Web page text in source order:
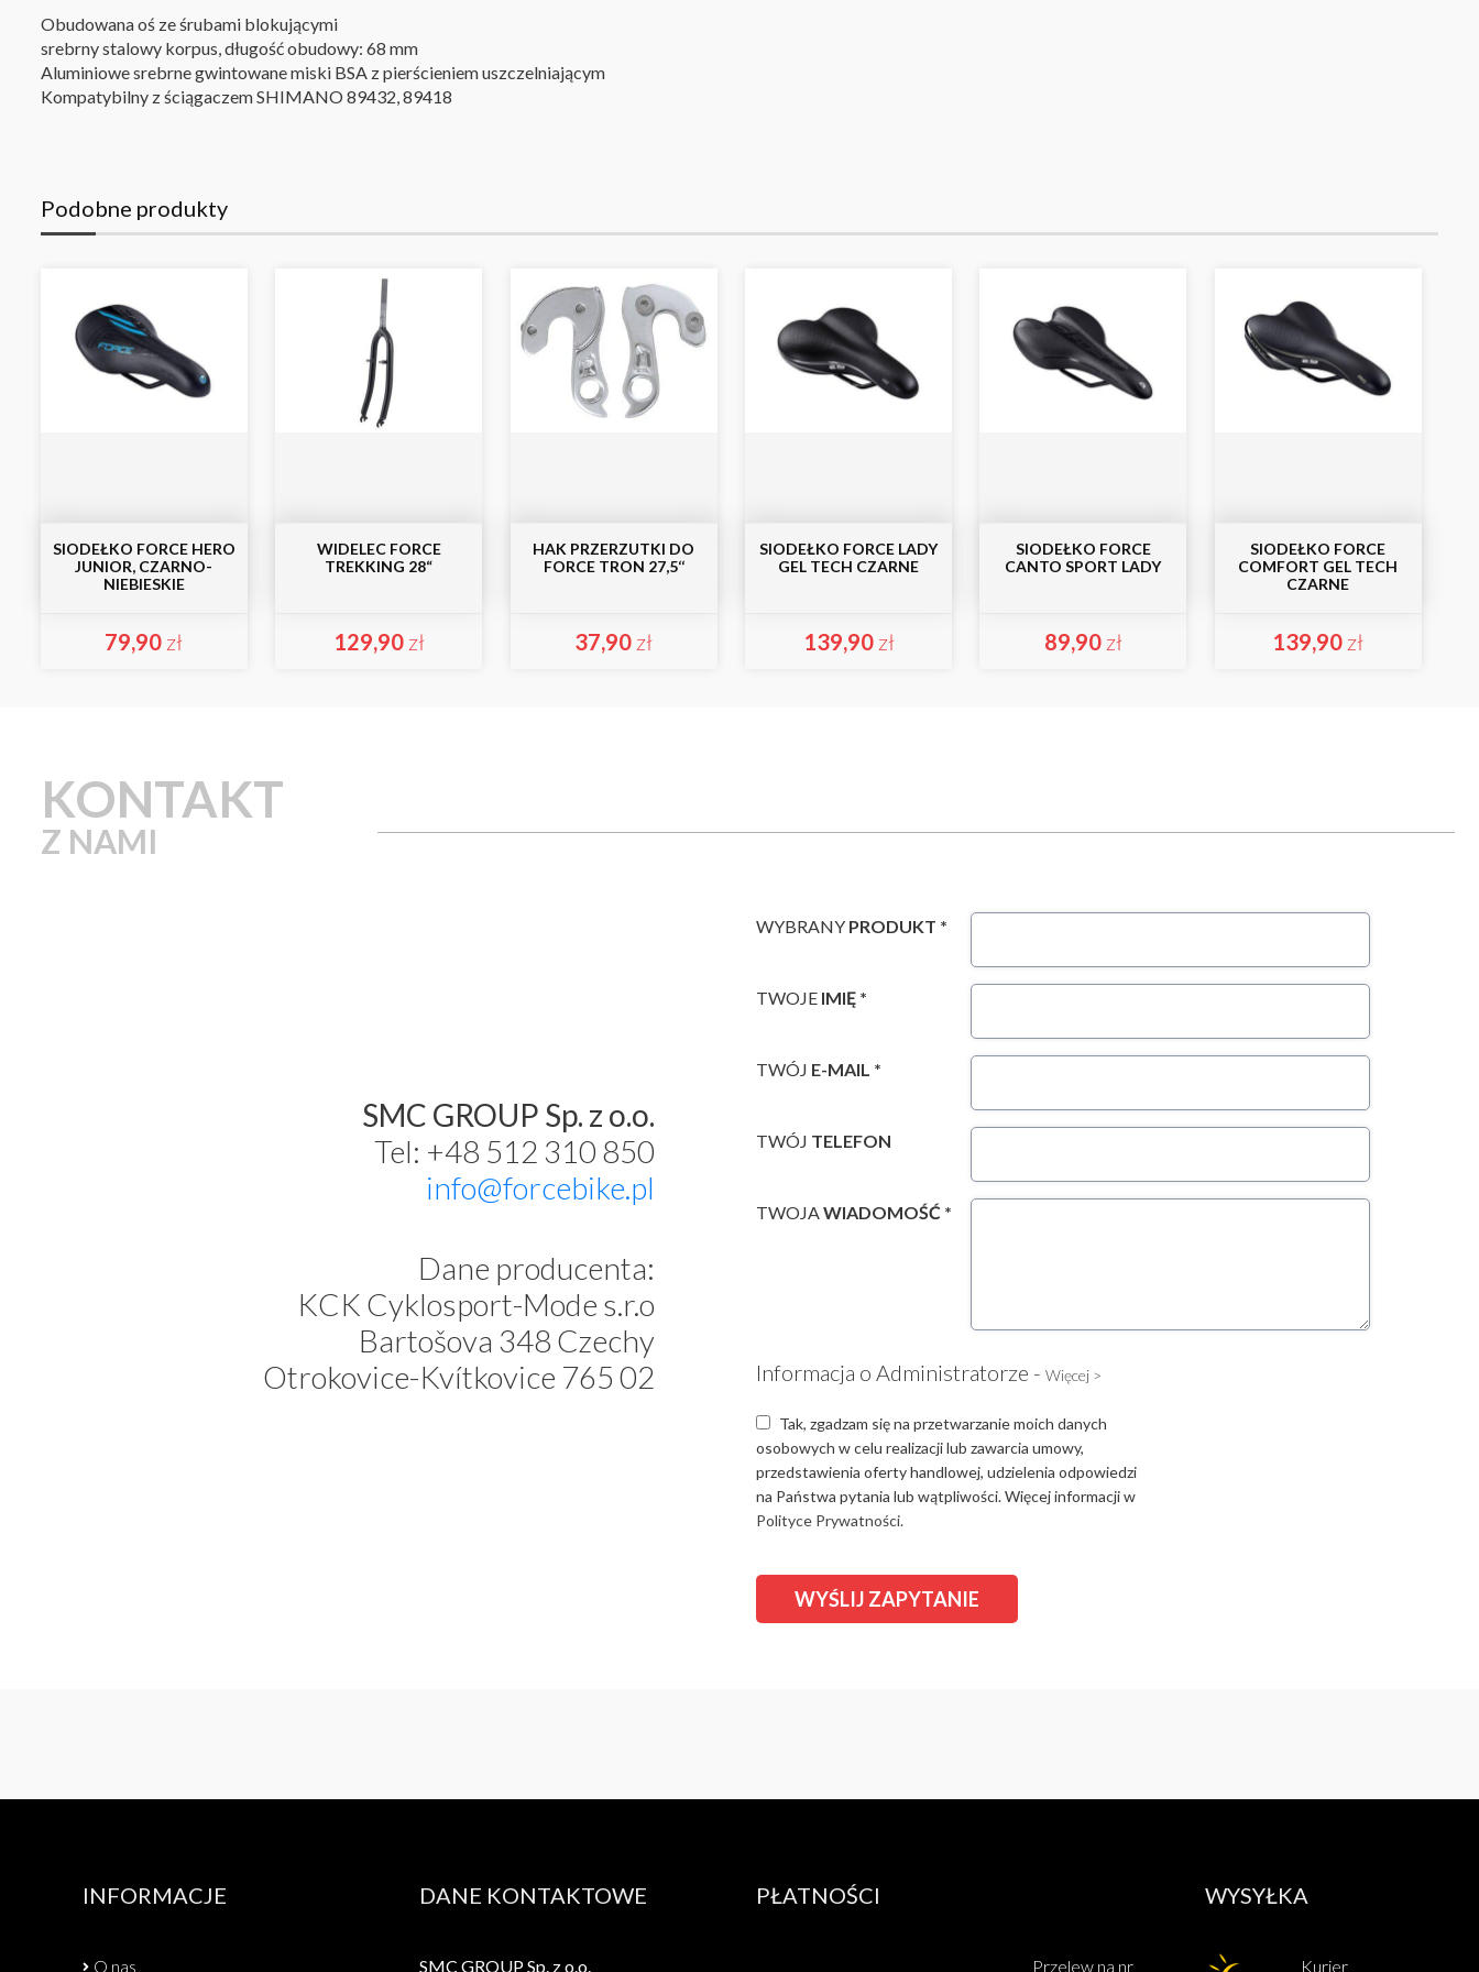
Obudowana oś ze śrubami blokującymi
srebrny stalowy korpus, długość obudowy: 68 mm
Aluminiowe srebrne gwintowane miski BSA z pierścieniem uszczelniającym
Kompatybilny z ściągaczem SHIMANO 89432, 89418
Podobne produkty
SIODEŁKO FORCE HERO
JUNIOR, CZARNO-
NIEBIESKIE
79,90 zł
WIDELEC FORCE
TREKKING 28“
129,90 zł
HAK PRZERZUTKI DO
FORCE TRON 27,5‘‘
37,90 zł
SIODEŁKO FORCE LADY
GEL TECH CZARNE
139,90 zł
SIODEŁKO FORCE
CANTO SPORT LADY
89,90 zł
SIODEŁKO FORCE
COMFORT GEL TECH
CZARNE
139,90 zł
KONTAKT
Z NAMI
SMC GROUP Sp. z o.o.
Tel: +48 512 310 850
info@forcebike.pl
Dane producenta:
KCK Cyklosport-Mode s.r.o
Bartošova 348 Czechy
Otrokovice-Kvítkovice 765 02
WYBRANY PRODUKT *
TWOJE IMIĘ *
TWÓJ E-MAIL *
TWÓJ TELEFON
TWOJAWIADOMOŚĆ *
Informacja o Administratorze - Więcej >
Tak, zgadzam się na przetwarzanie moich danych
osobowych w celu realizacji lub zawarcia umowy,
przedstawienia oferty handlowej, udzielenia odpowiedzi
na Państwa pytania lub wątpliwości. Więcej informacji w
Polityce Prywatności.
INFORMACJE
O nas
DANE KONTAKTOWE
SMC GROUP Sp. z o.o.
PŁATNOŚCI
Przelew na nr
WYSYŁKA
Kurier